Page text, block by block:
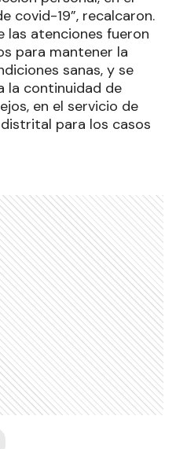
covid-19”, recalcaron.
las atenciones fueron
para mantener la
sanas, y se
la continuidad de
en el servicio de
para los casos